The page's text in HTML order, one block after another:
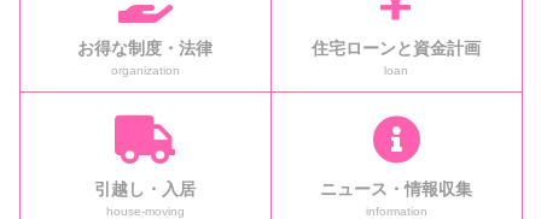
お得な制度・法律
organization
住宅ローンと資金計画
loan
引越し・入居
house-moving
ニュース・情報収集
information